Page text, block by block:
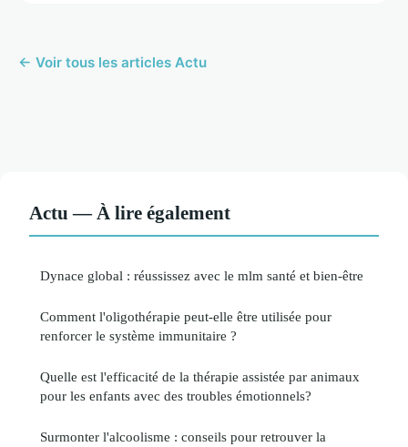
← Voir tous les articles Actu
Actu — À lire également
Dynace global : réussissez avec le mlm santé et bien-être
Comment l'oligothérapie peut-elle être utilisée pour
renforcer le système immunitaire ?
Quelle est l'efficacité de la thérapie assistée par animaux
pour les enfants avec des troubles émotionnels?
Surmonter l'alcoolisme : conseils pour retrouver la